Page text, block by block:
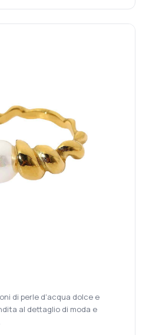
di perle d'acqua dolce e
al dettaglio di moda e